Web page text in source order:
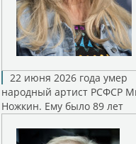
22 июня 2026 года умер
народный артист РСФСР
Ножкин. Ему было 89 лет